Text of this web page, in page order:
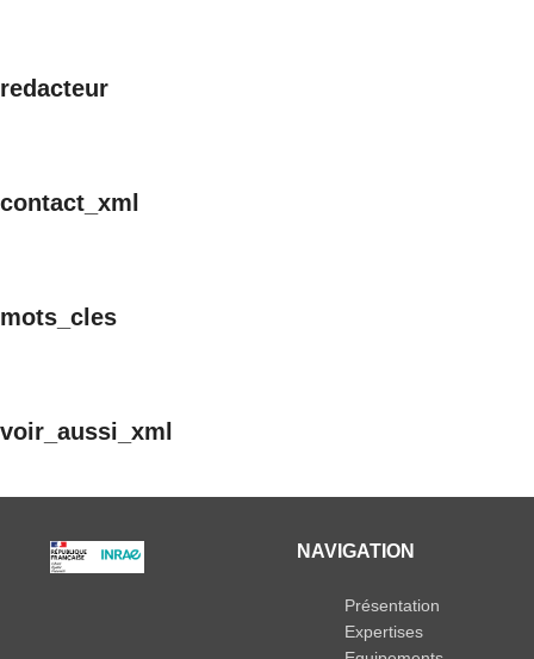
redacteur
contact_xml
mots_cles
voir_aussi_xml
NAVIGATION
Présentation
Expertises